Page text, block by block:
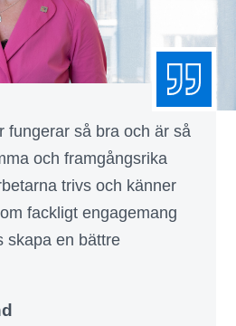
fungerar så bra och är så
och framgångsrika
trivs och känner
fackligt engagemang
skapa en bättre